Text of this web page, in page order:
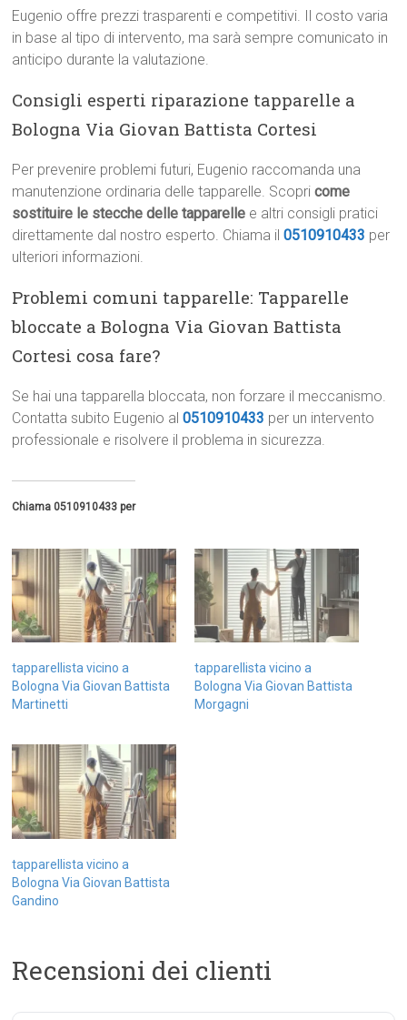
Eugenio offre prezzi trasparenti e competitivi. Il costo varia
in base al tipo di intervento, ma sarà sempre comunicato in
anticipo durante la valutazione.
Consigli esperti riparazione tapparelle a
Bologna Via Giovan Battista Cortesi
Per prevenire problemi futuri, Eugenio raccomanda una
manutenzione ordinaria delle tapparelle. Scopricome
sostituire le stecche delle tapparelle e altri consigli pratici
direttamente dal nostro esperto. Chiama il0510910433 per
ulteriori informazioni.
Problemi comuni tapparelle: Tapparelle
bloccate a Bologna Via Giovan Battista
Cortesi cosa fare?
Se hai una tapparella bloccata, non forzare il meccanismo.
Contatta subito Eugenio al0510910433 per un intervento
professionale e risolvere il problema in sicurezza.
Chiama 0510910433 per
tapparellista vicino a
Bologna Via Giovan Battista
Martinetti
tapparellista vicino a
Bologna Via Giovan Battista
Morgagni
tapparellista vicino a
Bologna Via Giovan Battista
Gandino
Recensioni dei clienti